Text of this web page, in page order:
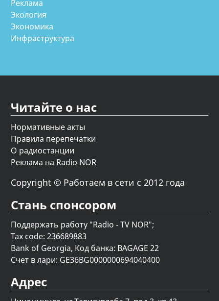
Реклама
Экология
Экономика
Инфраструктура
Читайте о нас
Нормативные акты
Правила перепечатки
О радиостанции
Реклама на Radio NOR
Copyright © Работаем в сети с 2012 года
Стань спонсором
Поддержать работу "Radio - TV NOR";
Tax code: 236689883
Bank of Georgia, Код банка: BAGAGE 22
Счет в лари: GE36BG0000000694040400
Адрес